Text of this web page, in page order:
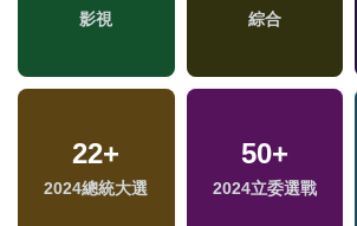
影視 綜合
22+
2024總統大選
50+
2024立委選戰